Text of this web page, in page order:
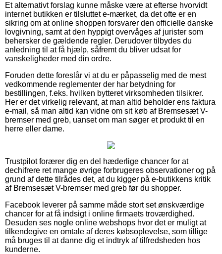
Et alternativt forslag kunne måske være at efterse hvorvidt
internet butikken er tilsluttet e-mærket, da det ofte er en
sikring om at online shoppen forsvarer den officielle danske
lovgivning, samt at den hyppigt overvåges af jurister som
behersker de gældende regler. Derudover tilbydes du
anledning til at få hjælp, såfremt du bliver udsat for
vanskeligheder med din ordre.
Foruden dette foreslår vi at du er påpasselig med de mest
vedkommende reglementer der har betydning for
bestillingen, f.eks. hvilken bytteret virksomheden tilsikrer.
Her er det virkelig relevant, at man altid beholder ens faktura
e-mail, så man altid kan vidne om sit køb af Bremsesæt V-
bremser med greb, uanset om man søger et produkt til en
herre eller dame.
Trustpilot forærer dig en del hæderlige chancer for at
dechifrere ret mange øvrige forbrugeres observationer og på
grund af dette tilrådes det, at du kigger på e-butikkens kritik
af Bremsesæt V-bremser med greb før du shopper.
Facebook leverer på samme måde stort set ønskværdige
chancer for at få indsigt i online firmaets troværdighed.
Desuden ses nogle online webshops hvor det er muligt at
tilkendegive en omtale af deres købsoplevelse, som tillige
må bruges til at danne dig et indtryk af tilfredsheden hos
kunderne.